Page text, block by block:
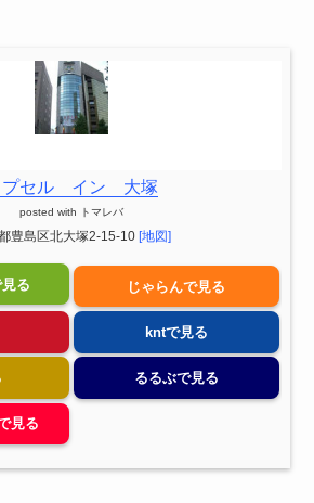
プセル イン 大塚
posted with トマレバ
豊島区北大塚2-15-10 [地図]
る じゃらんで見る
kntで見る
るるぶで見る
見る